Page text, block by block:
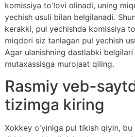
komissiya to'lovi olinadi, uning
yechish usuli bilan belgilanadi.
kerakki, pul yechishda komissiya
miqdori siz tanlagan pul yechish
Agar ulanishning dastlabki
mutaxassisga murojaat qiling.
Rasmiy veb-
tizimga kiring
Xokkey o'yiniga pul tikish qiyin, bu